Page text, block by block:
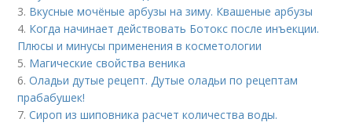
3. Вкусные мочёные арбузы на зиму. Квашеные арбузы
4. Когда начинает действовать Ботокс после инъекции.
Плюсы и минусы применения в косметологии
5. Магические свойства веника
6.Оладьи дутые рецепт. Дутые оладьи по рецептам
прабабушек!
7.Сироп из шиповника расчет количества воды.